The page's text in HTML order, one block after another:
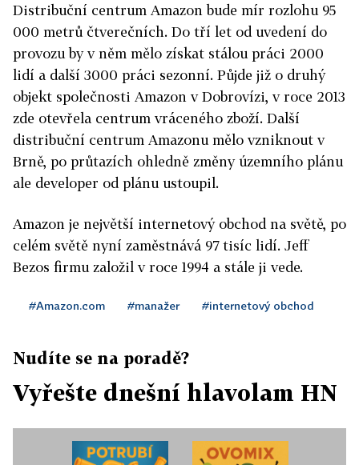
Distribuční centrum Amazon bude mír rozlohu 95
000 metrů čtverečních. Do tří let od uvedení do
provozu by v něm mělo získat stálou práci 2000
lidí a další 3000 práci sezonní. Půjde již o druhý
objekt společnosti Amazon v Dobrovízi, v roce 2013
zde otevřela centrum vráceného zboží. Další
distribuční centrum Amazonu mělo vzniknout v
Brně, po průtazích ohledně změny územního plánu
ale developer od plánu ustoupil.
Amazon je největší internetový obchod na světě, po
celém světě nyní zaměstnává 97 tisíc lidí. Jeff
Bezos firmu založil v roce 1994 a stále ji vede.
#Amazon.com #manažer #internetový obchod
Nudíte se na poradě?
Vyřešte dnešní hlavolam HN